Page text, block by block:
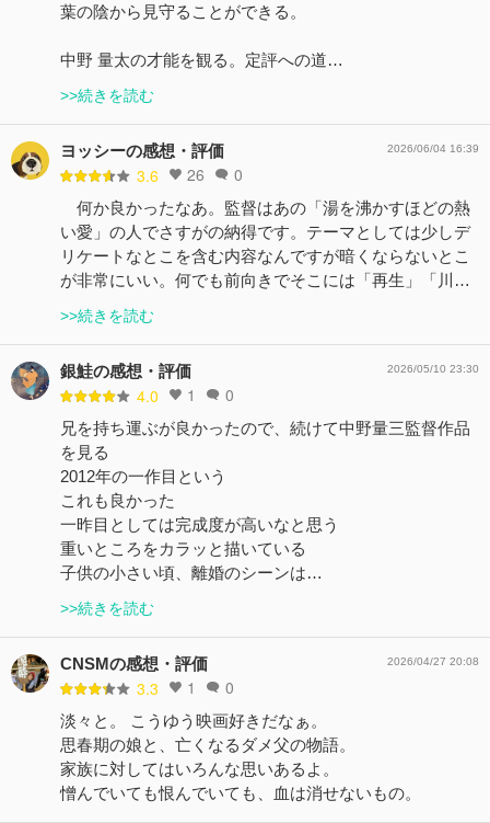
葉の陰から見守ることができる。
中野 量太の才能を観る。定評への道…
>>続きを読む
ヨッシーの感想・評価
3.6 26 0
2026/06/04 16:39
何か良かったなあ。監督はあの「湯を沸かすほどの熱
い愛」の人でさすがの納得です。テーマとしては少しデ
リケートなとこを含む内容なんですが暗くならないとこ
が非常にいい。何でも前向きでそこには「再生」「川…
>>続きを読む
銀鮭の感想・評価
4.0 1 0
2026/05/10 23:30
兄を持ち運ぶが良かったので、続けて中野量三監督作品
を見る
2012年の一作目という
これも良かった
一昨目としては完成度が高いなと思う
重いところをカラッと描いている
子供の小さい頃、離婚のシーンは…
>>続きを読む
CNSMの感想・評価
3.3 1 0
2026/04/27 20:08
淡々と。 こうゆう映画好きだなぁ。
思春期の娘と、亡くなるダメ父の物語。
家族に対してはいろんな思いあるよ。
憎んでいても恨んでいても、血は消せないもの。